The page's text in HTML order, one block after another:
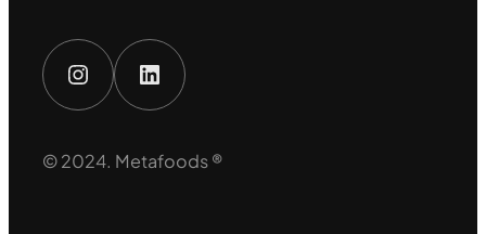
Instagram LinkedIn
© 2024. Metafoods ®